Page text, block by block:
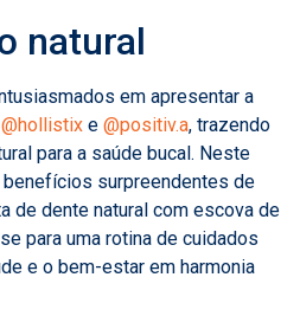
natural
em apresentar a
@hollistix e@positiv.a, trazendo
para a saúde bucal. Neste
surpreendentes de
de dente natural com escova de
para uma rotina de cuidados
e o bem-estar em harmonia